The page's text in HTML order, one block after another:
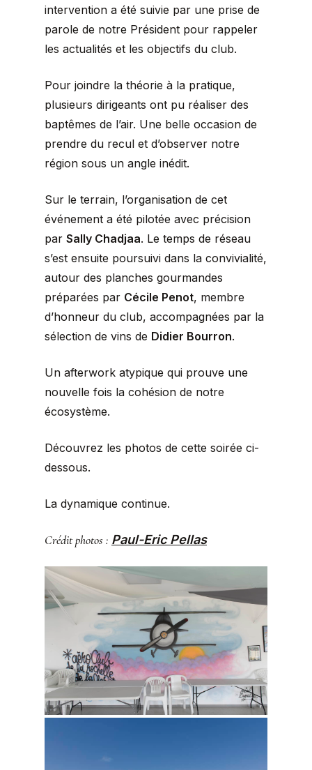
intervention a été suivie par une prise de
parole de notre Président pour rappeler
les actualités et les objectifs du club.
Pour joindre la théorie à la pratique,
plusieurs dirigeants ont pu réaliser des
baptêmes de l’air. Une belle occasion de
prendre du recul et d’observer notre
région sous un angle inédit.
Sur le terrain, l’organisation de cet
événement a été pilotée avec précision
par Sally Chadjaa. Le temps de réseau
s’est ensuite poursuivi dans la convivialité,
autour des planches gourmandes
préparées par Cécile Penot, membre
d’honneur du club, accompagnées par la
sélection de vins de Didier Bourron.
Un afterwork atypique qui prouve une
nouvelle fois la cohésion de notre
écosystème.
Découvrez les photos de cette soirée ci-
dessous.
La dynamique continue.
Crédit photos : Paul-Eric Pellas